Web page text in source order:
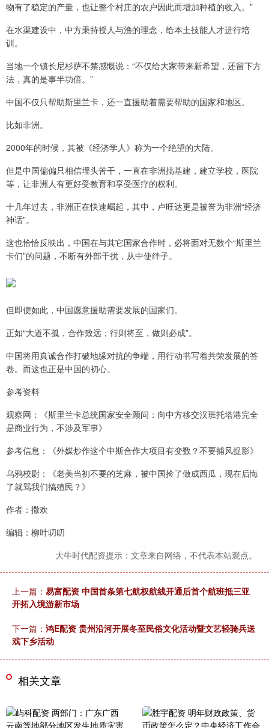
物有了稳定的产量，也让整个村庄的农户因此而增加种植的收入。”
在水渠建设中，中方秉持授人与渔的理念，给本土技能人才进行培
训。
当地一个镇长尼杉萨不禁感慨说：“不仅给大家带来新希望，还留下方
法，真的是事半功倍。”
中国不仅只帮助斯里兰卡，还一直援助着需要帮助的国家和地区。
比如非洲。
2000年的时候，其被《经济学人》称为一个绝望的大陆。
但是中国偏偏只相信埋头苦干，一直在非洲搞基建，建立学校，医院
等，让非洲人有更好受教育和享受医疗的权利。
十几年过去，非洲正在快速崛起，其中，卢旺达更是被誉为非洲“经济
神话”。
这也恰恰反映出，中国在与其它国家合作时，必将面对无数个“斯里兰
卡们”的问题，不断有外部干扰，从中使绊子。
但即便如此，中国愿意援助需要发展的国家们。
正如“大道不孤，合作致远；行则将至，做则必成”。
中国将用真诚合作打破地缘对抗的争端，用行动书写着共荣发展的答
卷。而这也正是中国的初心。
参考资料
观察网：《斯里兰卡总统国家安全顾问：向中方移交汉班托塔港完全
是商业行为，不涉及军事》
参考信息：《外媒炒作这个中斯合作大项目有变数？不要捕风捉影》
乌鸦校尉：《老美当初不要的芝麻，被中国捡了做成西瓜，现在后悔
了就骂我们搞殖民？》
作者：撒欢
编辑：柳叶叨叨
大牛时代配资提示：文章来自网络，不代表本站观点。
上一篇： 易富配资 中国首条第七航权航线开通后首个航班抵三亚
开拓入境游新市场
下一篇： 鸿E配资 贵州沿河开展冬至民俗文化活动暨文艺轻骑兵送
戏下乡活动
相关文章